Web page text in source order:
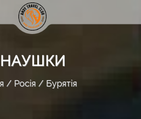
НАУШКИ
Росія Бурятія